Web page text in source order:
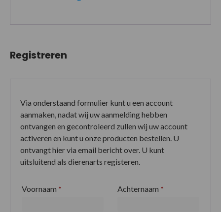
Registreren
Via onderstaand formulier kunt u een account
aanmaken, nadat wij uw aanmelding hebben
ontvangen en gecontroleerd zullen wij uw account
activeren en kunt u onze producten bestellen. U
ontvangt hier via email bericht over. U kunt
uitsluitend als dierenarts registeren.
Voornaam * Achternaam *